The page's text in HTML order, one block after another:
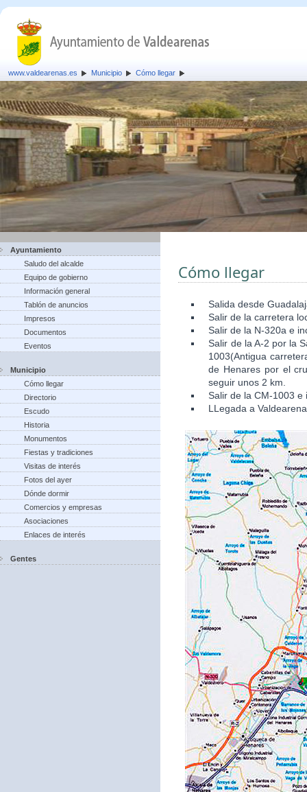
www.valdearenas.es Municipio Cómo llegar
Ayuntamiento
Saludo del alcalde
Equipo de gobierno
Información general
Tablón de anuncios
Impresos
Documentos
Eventos
Municipio
Cómo llegar
Directorio
Escudo
Historia
Monumentos
Fiestas y tradiciones
Visitas de interés
Fotos del ayer
Dónde dormir
Comercios y empresas
Asociaciones
Enlaces de interés
Gentes
Cómo llegar
Salida desde
Salir de la carretera
Salir de la N-320a e
Salir de la A-2 por la
1003(Antigua
de Henares por el
seguir unos 2 km.
Salir de la CM-1003
LLegada a